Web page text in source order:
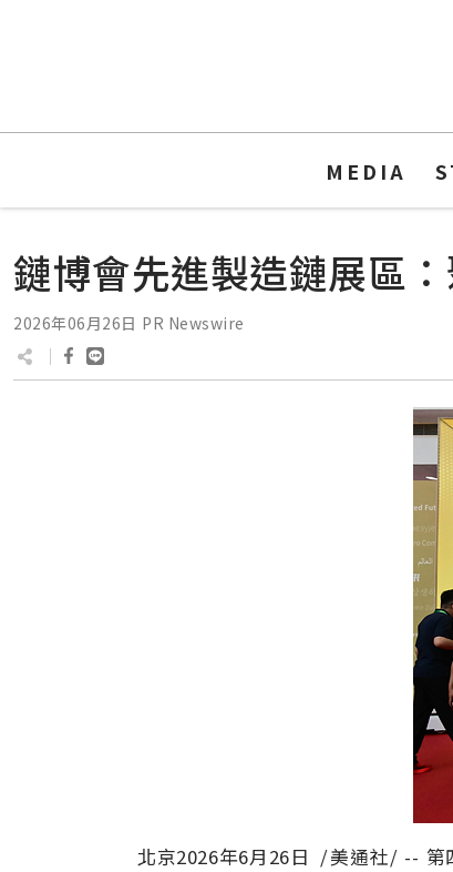
MEDIA
鏈博會先進製造鏈展區
2026年06月26日 PR Newswire
北京2026年6月26日 /美通社/ -- 第